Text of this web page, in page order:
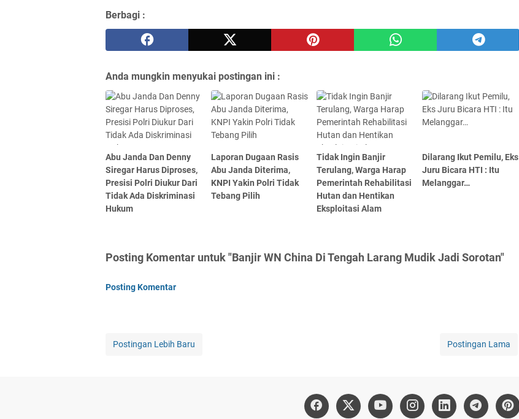
Berbagi :
Anda mungkin menyukai postingan ini :
Abu Janda Dan Denny
Siregar Harus Diproses,
Presisi Polri Diukur Dari
Tidak Ada Diskriminasi
Hukum
Laporan Dugaan Rasis
Abu Janda Diterima,
KNPI Yakin Polri Tidak
Tebang Pilih
Tidak Ingin Banjir
Terulang, Warga Harap
Pemerintah Rehabilitasi
Hutan dan Hentikan
Eksploitasi Alam
Dilarang Ikut Pemilu, Eks
Juru Bicara HTI : Itu
Melanggar…
Posting Komentar untuk "Banjir WN China Di Tengah Larang Mudik Jadi Sorotan"
Posting Komentar
Postingan Lebih Baru Postingan Lama